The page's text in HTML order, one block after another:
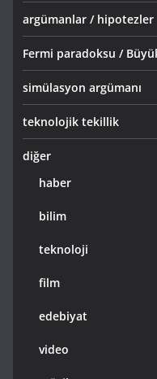
argümanlar / hipotezler
Fermi paradoksu /
simülasyon argümanı
teknolojik tekillik
diğer
haber
bilim
teknoloji
film
edebiyat
video